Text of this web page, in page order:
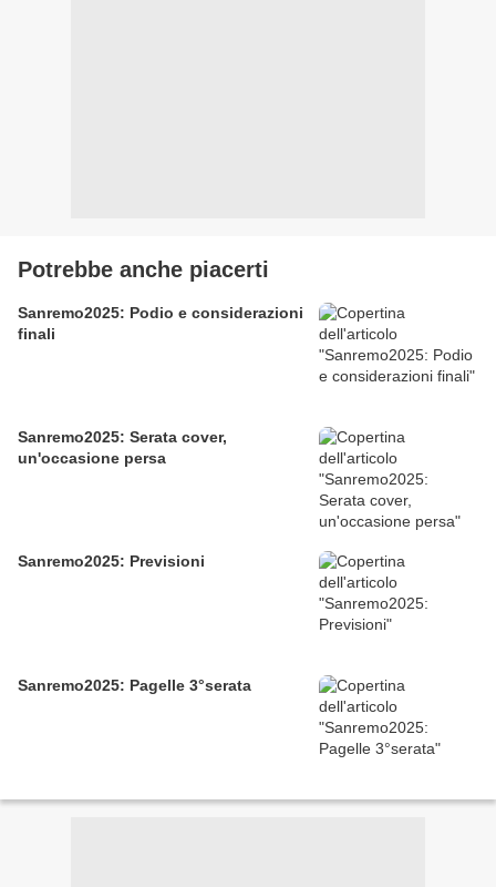
Potrebbe anche piacerti
Sanremo2025: Podio e considerazioni
finali
Sanremo2025: Serata cover,
un'occasione persa
Sanremo2025: Previsioni
Sanremo2025: Pagelle 3°serata